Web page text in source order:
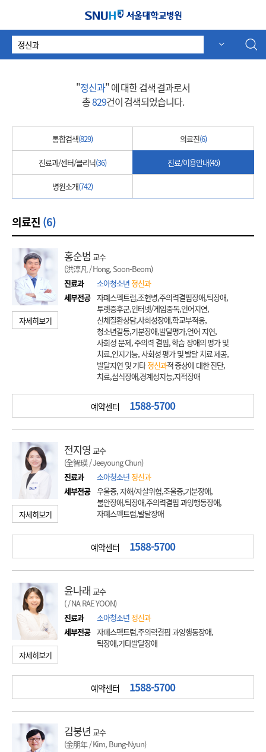
서울대학교병원
색
자동 추
자동 추
"정신과" 에 대한 검색 결과로서
총829건이 검색되었습니다.
통합검색(829) 의료진(6)
진료과/센터/클리닉(36) 진료/이용안내(45)
병원소개(742)
의료진 (6)
자세히보기
홍순범 교수
(洪淳凡 / Hong, Soon-Beom)
진료과
소아청소년 정신과
세부전공 자폐스펙트럼,조현병,주의력결핍장애,틱장애,
투렛증후군,인터넷/게임중독,언어지연,
신체질환상담,사회성장애,학교부적응,
청소년갈등,기분장애,발달평가,언어 지연,
사회성 문제, 주의력 결핍, 학습 장애의 평가 및
치료,인지기능, 사회성 평가 및 발달 치료 제공,
발달지연 및 기타정신과적 증상에 대한 진단,
치료,섭식장애,경계성지능,지적장애
예약센터 1588-5700
자세히보기
전지영 교수
(全智瑛 / Jeeyoung Chun)
진료과
소아청소년 정신과
세부전공 우울증, 자해/자살위험,조울증,기분장애,
불안장애,틱장애,주의력결핍 과잉행동장애,
자폐스펙트럼,발달장애
예약센터 1588-5700
자세히보기
윤나래 교수
( / NA RAE YOON)
진료과
소아청소년 정신과
세부전공 자폐스펙트럼,주의력결핍 과잉행동장애,
틱장애,기타발달장애
예약센터 1588-5700
김붕년 교수
(金朋年 / Kim, Bung-Nyun)